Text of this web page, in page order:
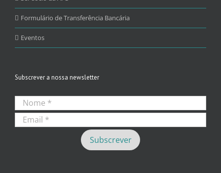
Formulário de Transferência Bancária
Eventos
Subscrever a nossa newsletter